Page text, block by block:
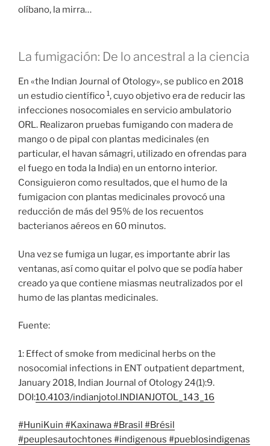
olíbano, la mirra…
La fumigación: De lo ancestral a la ciencia
En «the Indian Journal of Otology», se publico en 2018
un estudio científico 1, cuyo objetivo era de reducir las
infecciones nosocomiales en servicio ambulatorio
ORL. Realizaron pruebas fumigando con madera de
mango o de pipal con plantas medicinales (en
particular, el havan sámagri, utilizado en ofrendas para
el fuego en toda la India) en un entorno interior.
Consiguieron como resultados, que el humo de la
fumigacion con plantas medicinales provocó una
reducción de más del 95% de los recuentos
bacterianos aéreos en 60 minutos.
Una vez se fumiga un lugar, es importante abrir las
ventanas, así como quitar el polvo que se podía haber
creado ya que contiene miasmas neutralizados por el
humo de las plantas medicinales.
Fuente:
1: Effect of smoke from medicinal herbs on the
nosocomial infections in ENT outpatient department,
January 2018, Indian Journal of Otology 24(1):9.
DOI:10.4103/indianjotol.INDIANJOTOL_143_16
#HuniKuin #Kaxinawa#Brasil #Brésil
#peuplesautochtones #indigenous #pueblosindigenas